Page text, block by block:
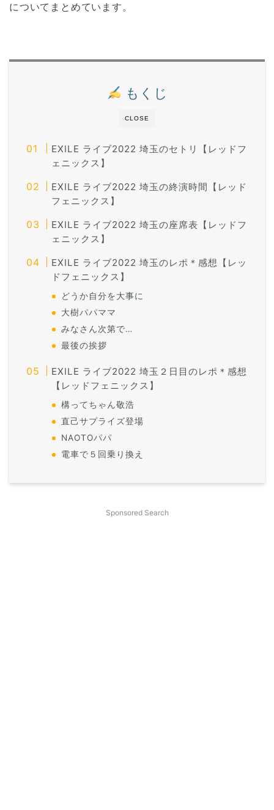
についてまとめています。
CLOSE
もくじ
EXILE ライブ2022 埼玉のセトリ【レッドフ
ェニックス】
EXILE ライブ2022 埼玉の終演時間【レッド
フェニックス】
EXILE ライブ2022 埼玉の座席表【レッドフ
ェニックス】
EXILE ライブ2022 埼玉のレポ＊感想【レッ
ドフェニックス】
どうか自分を大事に
大樹パパママ
みなさん次第で…
最後の挨拶
EXILE ライブ2022 埼玉２日目のレポ＊感想
【レッドフェニックス】
構ってちゃん敬浩
直己サプライズ登場
NAOTOパパ
電車で５回乗り換え
Sponsored Search